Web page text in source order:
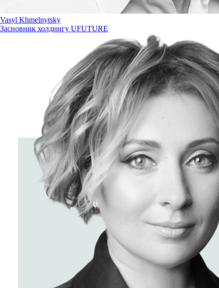
Vasyl Khmelnytsky
Засновник холдингу UFUTURE